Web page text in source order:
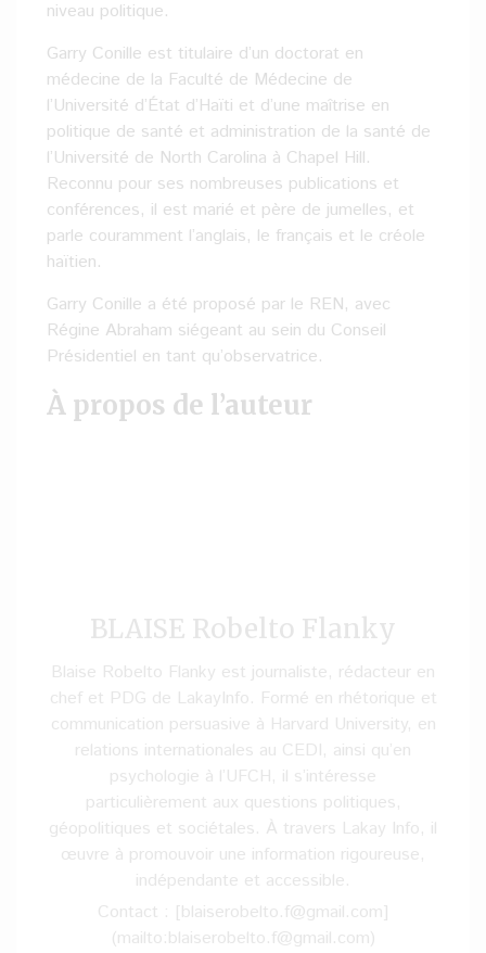
niveau politique.
Garry Conille est titulaire d’un doctorat en
médecine de la Faculté de Médecine de
l’Université d’État d’Haïti et d’une maîtrise en
politique de santé et administration de la santé de
l’Université de North Carolina à Chapel Hill.
Reconnu pour ses nombreuses publications et
conférences, il est marié et père de jumelles, et
parle couramment l’anglais, le français et le créole
haïtien.
Garry Conille a été proposé par le REN, avec
Régine Abraham siégeant au sein du Conseil
Présidentiel en tant qu’observatrice.
À propos de l’auteur
BLAISE Robelto Flanky
Blaise Robelto Flanky est journaliste, rédacteur en
chef et PDG de LakayInfo. Formé en rhétorique et
communication persuasive à Harvard University, en
relations internationales au CEDI, ainsi qu’en
psychologie à l’UFCH, il s’intéresse
particulièrement aux questions politiques,
géopolitiques et sociétales. À travers Lakay Info, il
œuvre à promouvoir une information rigoureuse,
indépendante et accessible.
Contact : [blaiserobelto.f@gmail.com]
(mailto:blaiserobelto.f@gmail.com)